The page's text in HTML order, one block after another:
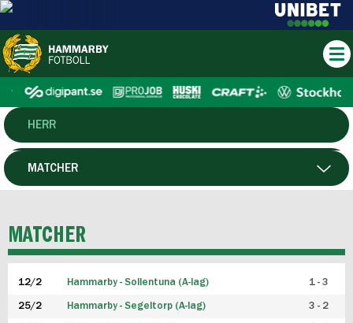
HERR
DAM
P19
F19
MATCHER
MATCHER
12/2 Hammarby - Sollentuna (A-lag) 1 - 3
25/2 Hammarby - Segeltorp (A-lag) 3 - 2